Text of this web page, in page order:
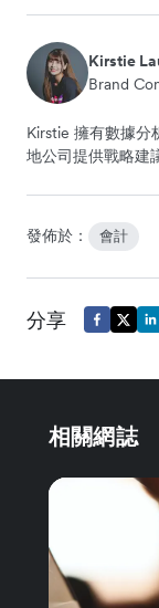
Kirstie
Brand
Kirstie 擁有數據分
地公司提供戰略建
發佈於： 會計
分享
相關網誌